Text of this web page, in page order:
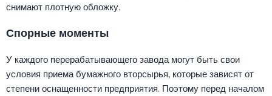
снимают плотную обложку.
Спорные моменты
У каждого перерабатывающего завода могут быть свои
условия приема бумажного вторсырья, которые зависят от
степени оснащенности предприятия. Поэтому перед началом